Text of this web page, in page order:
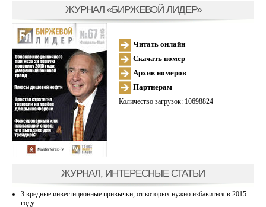
ЖУРНАЛ «БИРЖЕВОЙ ЛИДЕР»
Читать онлайн
Скачать номер
Архив номеров
Партнерам
Количество загрузок: 10698824
ЖУРНАЛ, ИНТЕРЕСНЫЕ СТАТЬИ
3 вредные инвестиционные привычки, от которых нужно избавиться в 2015
году